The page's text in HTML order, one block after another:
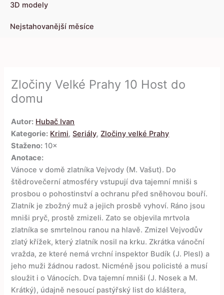
3D modely
Nejstahovanější měsíce
Zločiny Velké Prahy 10 Host do
domu
Autor: Hubač Ivan
Kategorie: Krimi,Seriály,Zločiny velké Prahy
Staženo: 10×
Anotace:
Vánoce v domě zlatníka Vejvody (M. Vašut). Do
štědrovečerní atmosféry vstupují dva tajemní mniši s
prosbou o pohostinství a ochranu před sněhovou bouří.
Zlatník je zbožný muž a jejich prosbě vyhoví. Ráno jsou
mniši pryč, prostě zmizeli. Zato se objevila mrtvola
zlatníka se smrtelnou ranou na hlavě. Zmizel Vejvodův
zlatý křížek, který zlatník nosil na krku. Zkrátka vánoční
vražda, ze které nemá vrchní inspektor Budík (J. Plesl) a
jeho muži žádnou radost. Nicméně jsou policisté a musí
sloužit i o Vánocích. Dva tajemní mniši (J. Nosek a M.
Krátký), údajně nesoucí pastýřský list do kláštera,